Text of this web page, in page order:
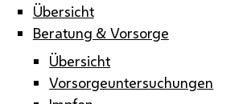
Übersicht
Beratung & Vorsorge
Übersicht
Vorsorgeuntersuchungen